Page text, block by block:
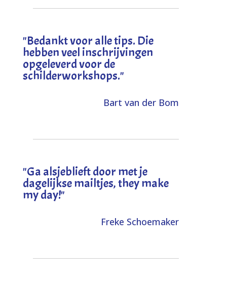
"Bedankt voor alle tips. Die
hebben veel inschrijvingen
opgeleverd voor de
schilderworkshops."
Bart van der Bom
"Ga alsjeblieft door met je
dagelijkse mailtjes, they make
my day!"
Freke Schoemaker